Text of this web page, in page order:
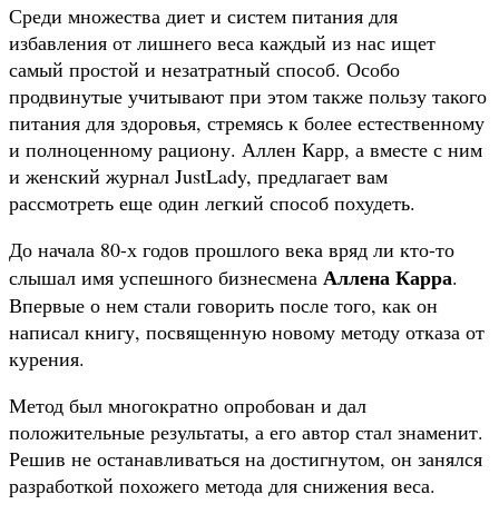
Среди множества диет и систем питания для
избавления от лишнего веса каждый из нас ищет
самый простой и незатратный способ. Особо
продвинутые учитывают при этом также пользу такого
питания для здоровья, стремясь к более естественному
и полноценному рациону. Аллен Карр, а вместе с ним
и женский журнал JustLady, предлагает вам
рассмотреть еще один легкий способ похудеть.
До начала 80-х годов прошлого века вряд ли кто-то
слышал имя успешного бизнесмена Аллена Карра.
Впервые о нем стали говорить после того, как он
написал книгу, посвященную новому методу отказа от
курения.
Метод был многократно опробован и дал
положительные результаты, а его автор стал знаменит.
Решив не останавливаться на достигнутом, он занялся
разработкой похожего метода для снижения веса.